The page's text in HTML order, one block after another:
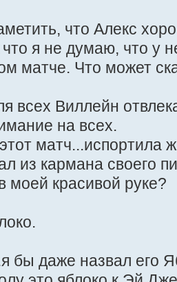
что Алекс
я не думаю, что у
матче. Что может
всех Виллейн
на всех.
матч...испортила
из кармана своего
моей красивой руке?
бы даже назвал его